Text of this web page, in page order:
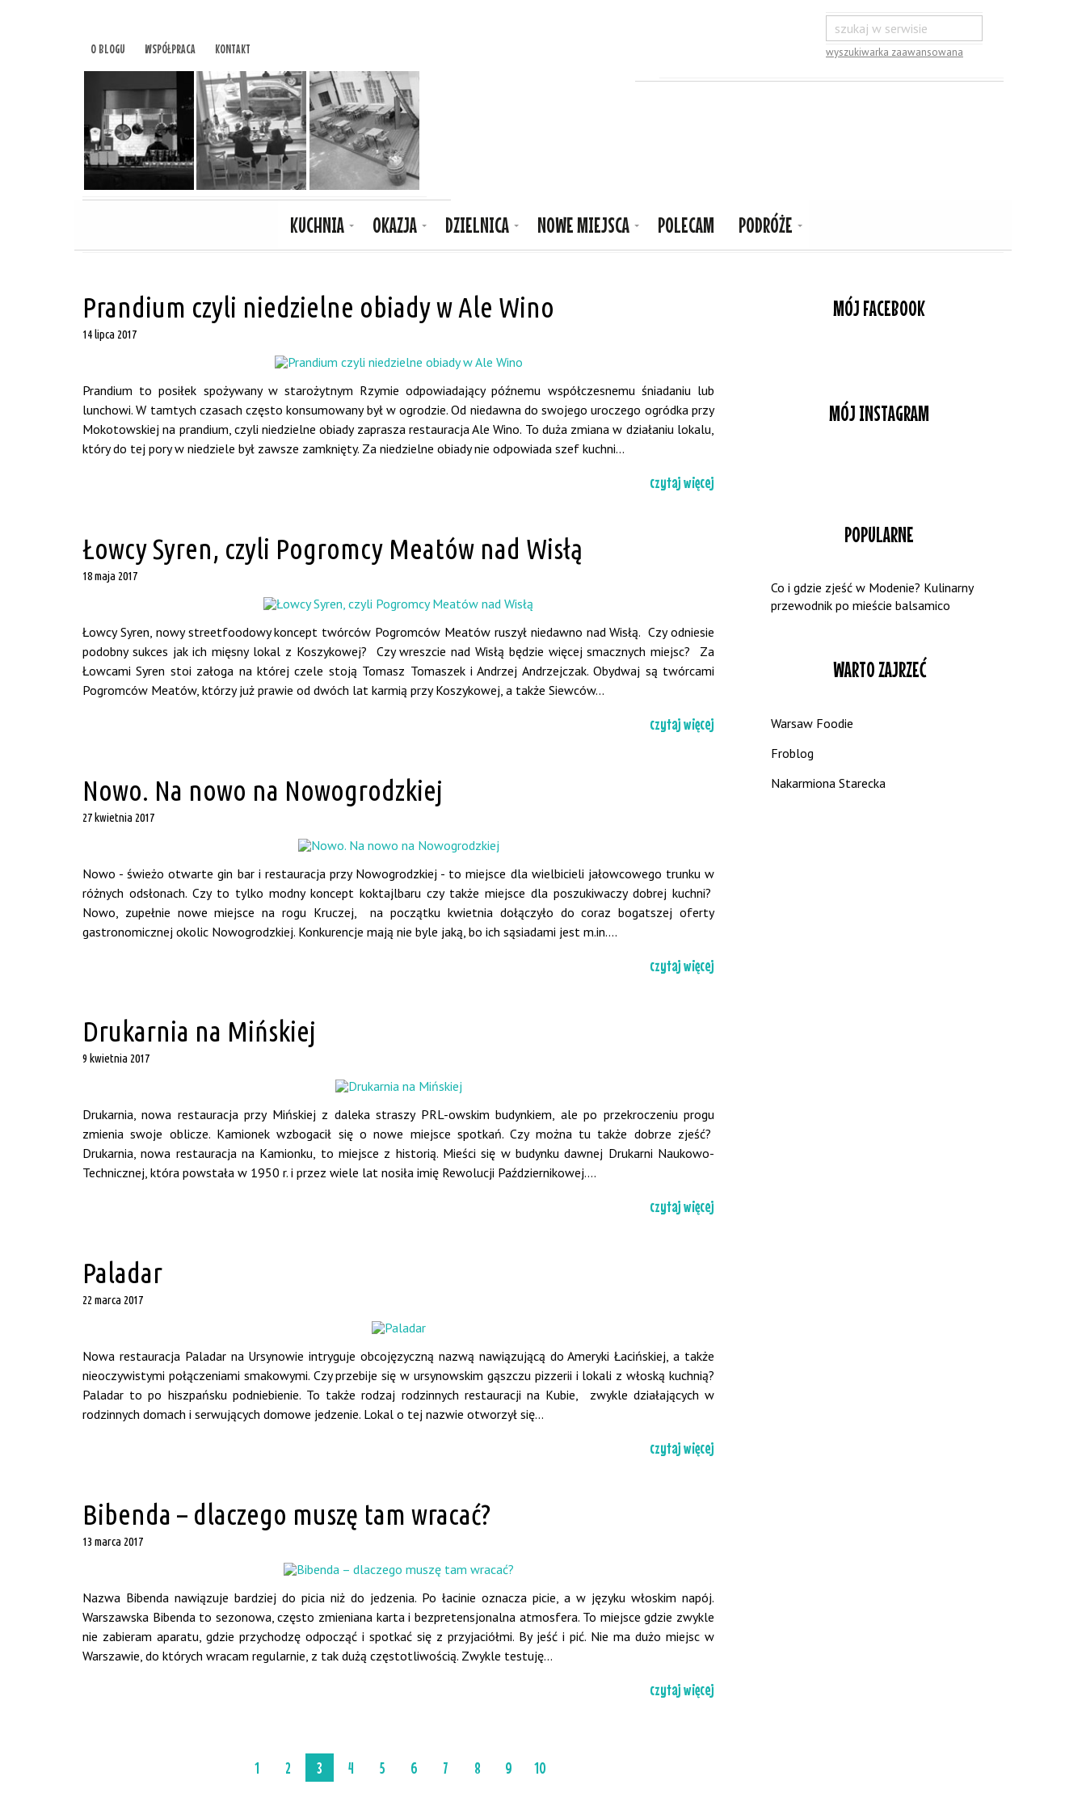
O BLOGU WSPÓŁPRACA KONTAKT wyszukiwarka zaawansowana
KUCHNIA OKAZJA DZIELNICA NOWE MIEJSCA POLECAM PODRÓŻE
Prandium czyli niedzielne obiady w Ale Wino
14 lipca 2017
Prandium to posiłek spożywany w starożytnym Rzymie odpowiadający późnemu współczesnemu śniadaniu lub
lunchowi. W tamtych czasach często konsumowany był w ogrodzie. Od niedawna do swojego uroczego ogródka przy
Mokotowskiej na prandium, czyli niedzielne obiady zaprasza restauracja Ale Wino. To duża zmiana w działaniu lokalu,
który do tej pory w niedziele był zawsze zamknięty. Za niedzielne obiady nie odpowiada szef kuchni...
czytaj więcej
Łowcy Syren, czyli Pogromcy Meatów nad Wisłą
18 maja 2017
Łowcy Syren, nowy streetfoodowy koncept twórców Pogromców Meatów ruszył niedawno nad Wisłą. Czy odniesie
podobny sukces jak ich mięsny lokal z Koszykowej? Czy wreszcie nad Wisłą będzie więcej smacznych miejsc? Za
Łowcami Syren stoi załoga na której czele stoją Tomasz Tomaszek i Andrzej Andrzejczak. Obydwaj są twórcami
Pogromców Meatów, którzy już prawie od dwóch lat karmią przy Koszykowej, a także Siewców...
czytaj więcej
Nowo. Na nowo na Nowogrodzkiej
27 kwietnia 2017
Nowo - świeżo otwarte gin bar i restauracja przy Nowogrodzkiej - to miejsce dla wielbicieli jałowcowego trunku w
różnych odsłonach. Czy to tylko modny koncept koktajlbaru czy także miejsce dla poszukiwaczy dobrej kuchni?
Nowo, zupełnie nowe miejsce na rogu Kruczej, na początku kwietnia dołączyło do coraz bogatszej oferty
gastronomicznej okolic Nowogrodzkiej. Konkurencje mają nie byle jaką, bo ich sąsiadami jest m.in....
czytaj więcej
Drukarnia na Mińskiej
9 kwietnia 2017
Drukarnia, nowa restauracja przy Mińskiej z daleka straszy PRL-owskim budynkiem, ale po przekroczeniu progu
zmienia swoje oblicze. Kamionek wzbogacił się o nowe miejsce spotkań. Czy można tu także dobrze zjeść?
Drukarnia, nowa restauracja na Kamionku, to miejsce z historią. Mieści się w budynku dawnej Drukarni Naukowo-
Technicznej, która powstała w 1950 r. i przez wiele lat nosiła imię Rewolucji Październikowej....
czytaj więcej
Paladar
22 marca 2017
Nowa restauracja Paladar na Ursynowie intryguje obcojęzyczną nazwą nawiązującą do Ameryki Łacińskiej, a także
nieoczywistymi połączeniami smakowymi. Czy przebije się w ursynowskim gąszczu pizzerii i lokali z włoską kuchnią?
Paladar to po hiszpańsku podniebienie. To także rodzaj rodzinnych restauracji na Kubie, zwykle działających w
rodzinnych domach i serwujących domowe jedzenie. Lokal o tej nazwie otworzył się...
czytaj więcej
Bibenda – dlaczego muszę tam wracać?
13 marca 2017
Nazwa Bibenda nawiązuje bardziej do picia niż do jedzenia. Po łacinie oznacza picie, a w języku włoskim napój.
Warszawska Bibenda to sezonowa, często zmieniana karta i bezpretensjonalna atmosfera. To miejsce gdzie zwykle
nie zabieram aparatu, gdzie przychodzę odpocząć i spotkać się z przyjaciółmi. By jeść i pić. Nie ma dużo miejsc w
Warszawie, do których wracam regularnie, z tak dużą częstotliwością. Zwykle testuję...
czytaj więcej
1 2 3 4 5 6 7 8 9 10
MÓJ FACEBOOK
MÓJ INSTAGRAM
POPULARNE
Co i gdzie zjeść w Modenie? Kulinarny
przewodnik po mieście balsamico
WARTO ZAJRZEĆ
Warsaw Foodie
Froblog
Nakarmiona Starecka